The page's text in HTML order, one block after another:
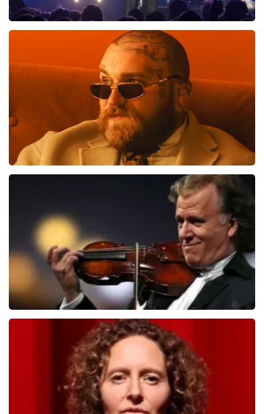
laatste 30 minuten
BESTEL NU
BESTEL NU
Andre Rieu
laatste 30 minuten
BESTEL NU